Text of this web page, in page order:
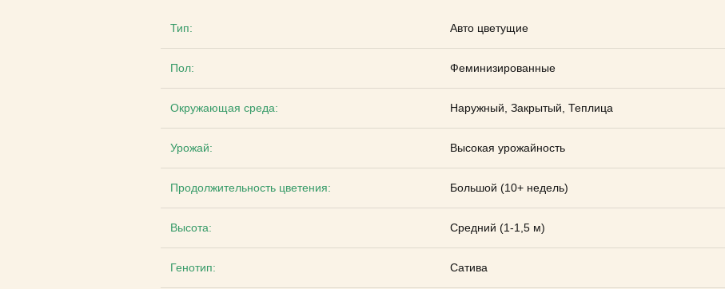
Тип: Авто цветущие
Пол: Феминизированные
Окружающая среда: Наружный, Закрытый, Теплица
Урожай: Высокая урожайность
Продолжительность цветения: Большой (10+ недель)
Высота: Средний (1-1,5 м)
Генотип: Сатива